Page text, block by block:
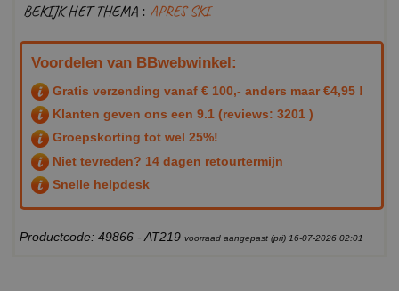
BEKIJK HET THEMA : APRES SKI
Voordelen van BBwebwinkel:
Gratis verzending vanaf € 100,- anders maar €4,95 !
Klanten geven ons een 9.1 (reviews: 3201 )
Groepskorting tot wel 25%!
Niet tevreden? 14 dagen retourtermijn
Snelle helpdesk
Productcode: 49866 - AT219 voorraad aangepast (pri) 16-07-2026 02:01